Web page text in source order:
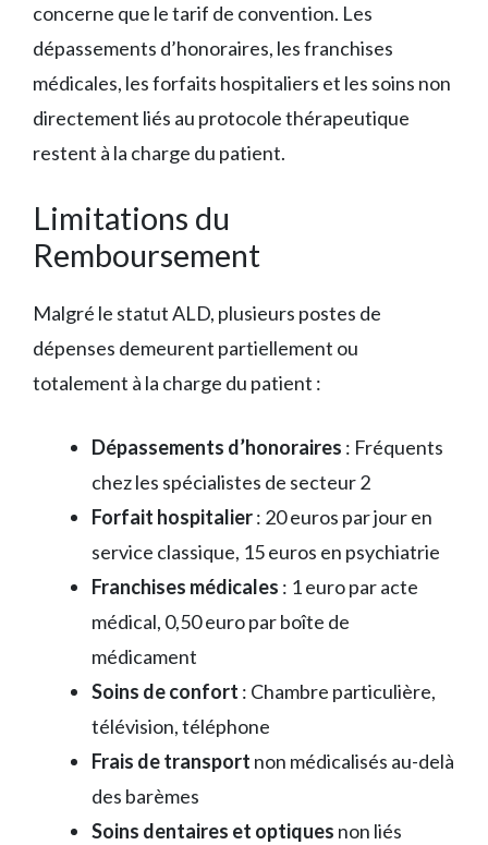
concerne que le tarif de convention. Les
dépassements d’honoraires, les franchises
médicales, les forfaits hospitaliers et les soins non
directement liés au protocole thérapeutique
restent à la charge du patient.
Limitations du
Remboursement
Malgré le statut ALD, plusieurs postes de
dépenses demeurent partiellement ou
totalement à la charge du patient :
Dépassements d’honoraires : Fréquents
chez les spécialistes de secteur 2
Forfait hospitalier: 20 euros par jour en
service classique, 15 euros en psychiatrie
Franchises médicales : 1 euro par acte
médical, 0,50 euro par boîte de
médicament
Soins de confort : Chambre particulière,
télévision, téléphone
Frais de transport non médicalisés au-delà
des barèmes
Soins dentaires et optiques non liés